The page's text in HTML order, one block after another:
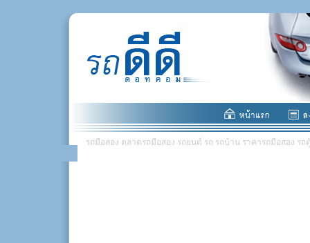
รถมือสอง ตลาดรถมือสอง รถยนต์ รถ รถบ้าน ราคารถมือสอง รถ